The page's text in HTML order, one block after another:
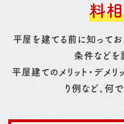
料
平屋を建てる前に知ってお
条件などを
平屋建てのメリット・デメリ
り例など、何